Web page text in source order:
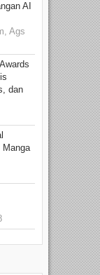
AI
Ags
dan
Manga